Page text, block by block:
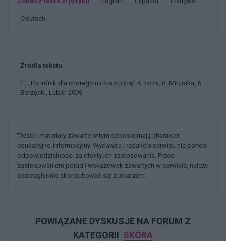
deutsch
Źródła tekstu
[1] „Poradnik dla chorego na łuszczycę” K. Łoza, R. Miturska, A.
Borzęcki, Lublin 2009
Treści i materiały zawarte w tym serwisie mają charakter
edukacyjno-informacyjny. Wydawca i redakcja serwisu nie ponosi
odpowiedzialności za efekty ich zastosowania. Przed
zastosowaniem porad i wskazówek zawartych w serwisie, należy
bezwzględnie skonsultować się z lekarzem.
POWIĄZANE DYSKUSJE NA FORUM Z
KATEGORII SKÓRA